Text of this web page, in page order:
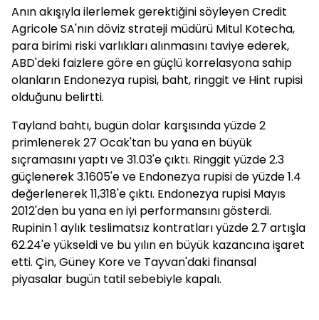
Anın akışıyla ilerlemek gerektiğini söyleyen Credit
Agricole SA'nın döviz strateji müdürü Mitul Kotecha,
para birimi riski varlıkları alınmasını taviye ederek,
ABD'deki faizlere göre en güçlü korrelasyona sahip
olanların Endonezya rupisi, baht, ringgit ve Hint rupisi
olduğunu belirtti.
Tayland bahtı, bugün dolar karşısında yüzde 2
primlenerek 27 Ocak'tan bu yana en büyük
sıçramasını yaptı ve 31.03'e çıktı. Ringgit yüzde 2.3
güçlenerek 3.1605'e ve Endonezya rupisi de yüzde 1.4
değerlenerek 11,318'e çıktı. Endonezya rupisi Mayıs
2012'den bu yana en iyi performansını gösterdi.
Rupinin 1 aylık teslimatsız kontratları yüzde 2.7 artışla
62.24'e yükseldi ve bu yılın en büyük kazancına işaret
etti. Çin, Güney Kore ve Tayvan'daki finansal
piyasalar bugün tatil sebebiyle kapalı.